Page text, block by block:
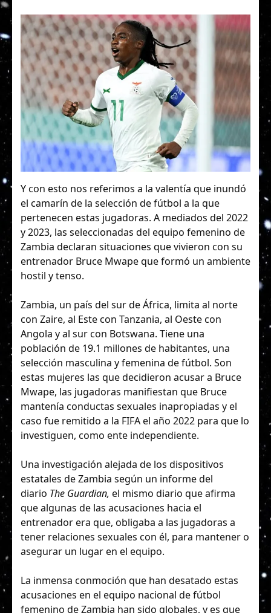
Y con esto nos referimos a la valentía que inundó
el camarín de la selección de fútbol a la que
pertenecen estas jugadoras. A mediados del 2022
y 2023, las seleccionadas del equipo femenino de
Zambia declaran situaciones que vivieron con su
entrenador Bruce Mwape que formó un ambiente
hostil y tenso.
Zambia, un país del sur de África, limita al norte
con Zaire, al Este con Tanzania, al Oeste con
Angola y al sur con Botswana. Tiene una
población de 19.1 millones de habitantes, una
selección masculina y femenina de fútbol. Son
estas mujeres las que decidieron acusar a Bruce
Mwape, las jugadoras manifiestan que Bruce
mantenía conductas sexuales inapropiadas y el
caso fue remitido a la FIFA el año 2022 para que lo
investiguen, como ente independiente.
Una investigación alejada de los dispositivos
estatales de Zambia según un informe del
diario The Guardian, el mismo diario que afirma
que algunas de las acusaciones hacia el
entrenador era que, obligaba a las jugadoras a
tener relaciones sexuales con él, para mantener o
asegurar un lugar en el equipo.
La inmensa conmoción que han desatado estas
acusaciones en el equipo nacional de fútbol
femenino de Zambia han sido globales, y es que